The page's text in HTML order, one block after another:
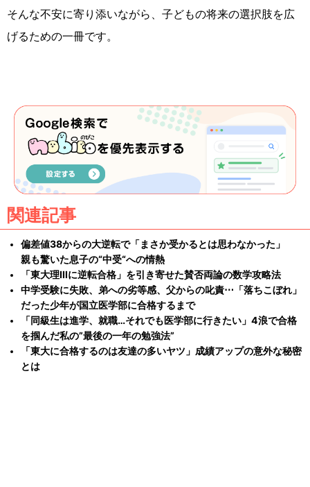
そんな不安に寄り添いながら、子どもの将来の選択肢を広
げるための一冊です。
関連記事
偏差値38からの大逆転で「まさか受かるとは思わなかった」
親も驚いた息子の“中受“への情熱
「東大理IIIに逆転合格」を引き寄せた賛否両論の数学攻略法
中学受験に失敗、弟への劣等感、父からの叱責⋯「落ちこぼれ」
だった少年が国立医学部に合格するまで
「同級生は進学、就職…それでも医学部に行きたい」4浪で合格
を掴んだ私の”最後の一年の勉強法”
「東大に合格するのは友達の多いヤツ」成績アップの意外な秘密
とは